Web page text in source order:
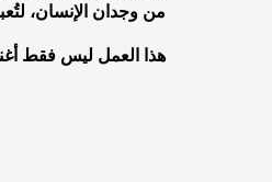
من وجدان الإنسان،
هذا العمل ليس فقط